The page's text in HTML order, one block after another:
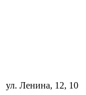
ул. Ленина, 12, 10